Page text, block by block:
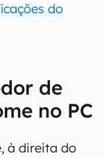
do
de
no PC
à direita do